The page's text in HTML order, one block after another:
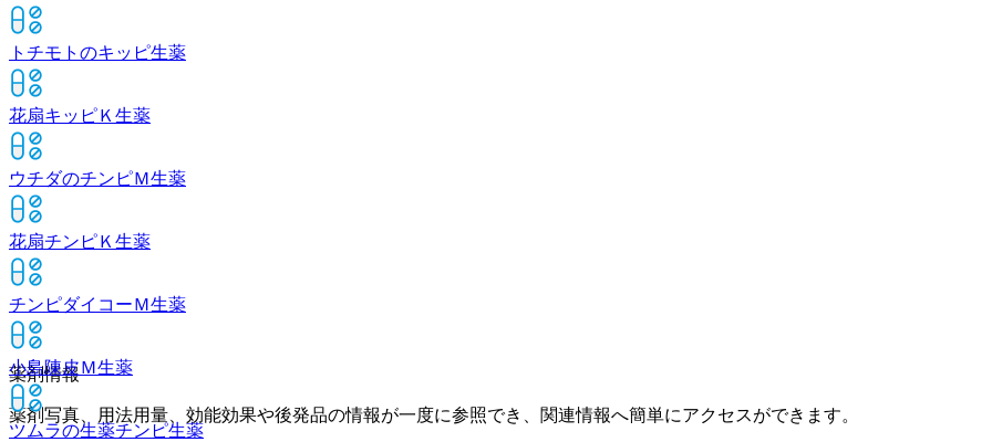
トチモトのキッピ生薬
花扇キッピＫ 生薬
ウチダのチンピＭ生薬
花扇チンピＫ 生薬
チンピダイコーＭ生薬
小島陳皮Ｍ生薬
ツムラの生薬チンピ生薬
薬剤情報
薬剤写真、用法用量、効能効果や後発品の情報が一度に参照でき、関連情報へ簡単にアクセスができます。